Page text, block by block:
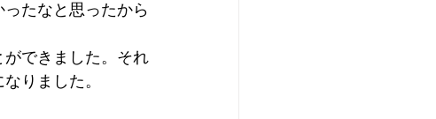
たなと思ったから
できました。それ
りました。